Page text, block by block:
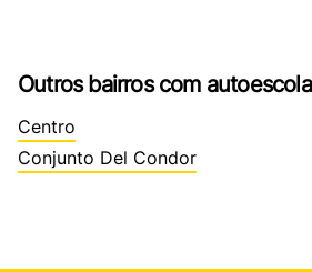
Outros bairros com
Centro
Conjunto Del Condor